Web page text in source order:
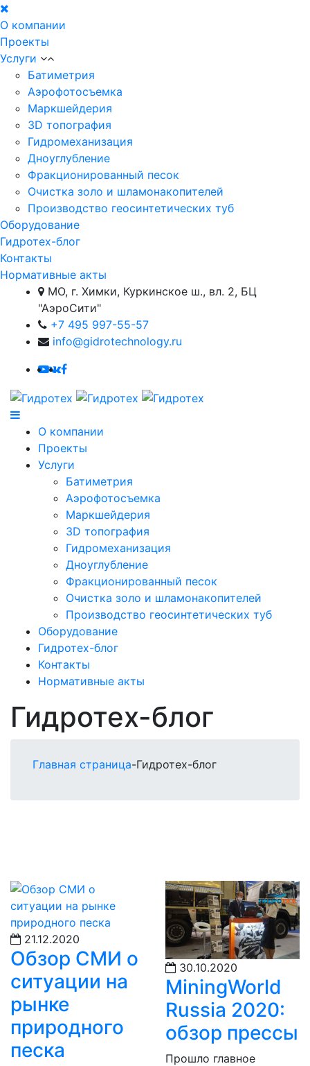
О компании
Проекты
Услуги
Батиметрия
Аэрофотосъемка
Маркшейдерия
3D топография
Гидромеханизация
Дноуглубление
Фракционированный песок
Очистка золо и шламонакопителей
Производство геосинтетических туб
Оборудование
Гидротех-блог
Контакты
Нормативные акты
МО, г. Химки, Куркинское ш., вл. 2, БЦ
"АэроСити"
+7 495 997-55-57
info@gidrotechnology.ru
О компании
Проекты
Услуги
Батиметрия
Аэрофотосъемка
Маркшейдерия
3D топография
Гидромеханизация
Дноуглубление
Фракционированный песок
Очистка золо и шламонакопителей
Производство геосинтетических туб
Оборудование
Гидротех-блог
Контакты
Нормативные акты
Гидротех-блог
Главная страница-Гидротех-блог
21.12.2020
Обзор СМИ о
ситуации на
рынке
природного
песка
30.10.2020
MiningWorld
Russia 2020:
обзор прессы
Прошло главное